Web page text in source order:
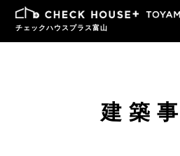
チェックハウスプラス富山
建築